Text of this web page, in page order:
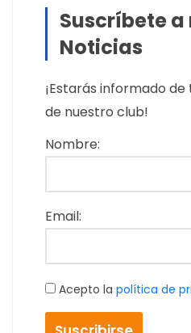
Suscríbete
Noticias
¡Estarás informado
de nuestro club!
Nombre:
Email:
Acepto la política de